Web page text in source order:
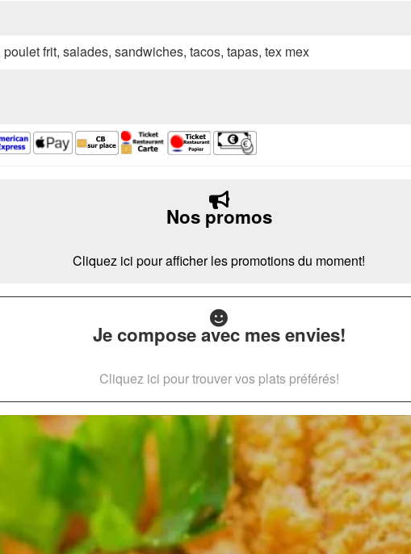
frit, salades, sandwiches, tacos, tapas, tex mex
Nos promos
Cliquez ici pour afficher les promotions du moment!
Je compose avec mes envies!
Cliquez ici pour trouver vos plats préférés!